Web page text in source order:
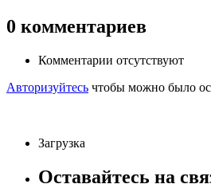
0 комментариев
Комментарии отсутствуют
Авторизуйтесь чтобы можно было
Загрузка
Оставайтесь на